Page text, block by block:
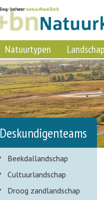
Natuurtypen
Deskundigenteams
Beekdallandschap
Cultuurlandschap
Droog zandlandschap